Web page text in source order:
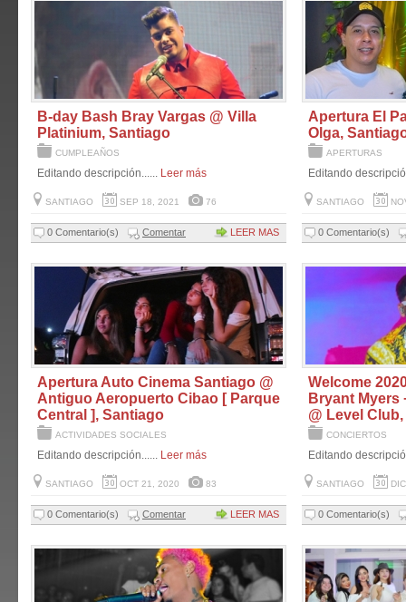
B-day Bash Bray Vargas @ Villa
Platinium, Santiago
CUMPLEAÑOS
Editando descripción...... Leer más
SANTIAGO SEP 18, 2021 76
0 Comentario(s) Comentar LEER MAS
Apertura El
Olga,
APERTURAS
Editando
SANTIAGO
0 Comentario(s)
Apertura Auto Cinema Santiago @
Antiguo Aeropuerto Cibao [ Parque
Central ], Santiago
ACTIVIDADES SOCIALES
Editando descripción...... Leer más
SANTIAGO OCT 21, 2020 83
0 Comentario(s) Comentar LEER MAS
Welcome
Bryant Myers
@ Level
CONCIERTOS
Editando
SANTIAGO
0 Comentario(s)